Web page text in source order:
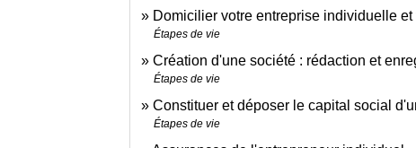
Domicilier votre entreprise individuelle et
Étapes de vie
Création d'une société : rédaction et
Étapes de vie
Constituer et déposer le capital social
Étapes de vie